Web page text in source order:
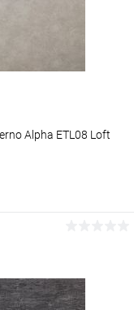
Alpha ETL08 Loft
К сравнению